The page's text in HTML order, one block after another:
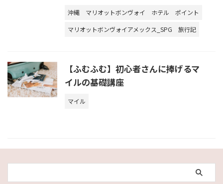
沖縄 マリオットボンヴォイ ホテル
ポイント
マリオットボンヴォイアメックス_SPG
旅行記
【ふむふむ】初心者さんに捧げるマ
イルの基礎講座
マイル